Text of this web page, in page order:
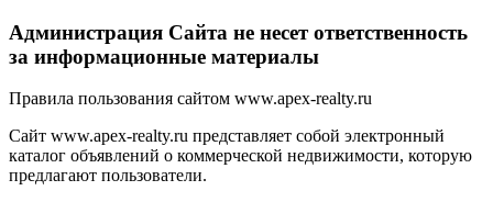
Администрация Сайта не несет ответственность
за информационные материалы
Правила пользования сайтом www.apex-realty.ru
Сайт www.apex-realty.ru представляет собой электронный
каталог объявлений о коммерческой недвижимости, которую
предлагают пользователи.